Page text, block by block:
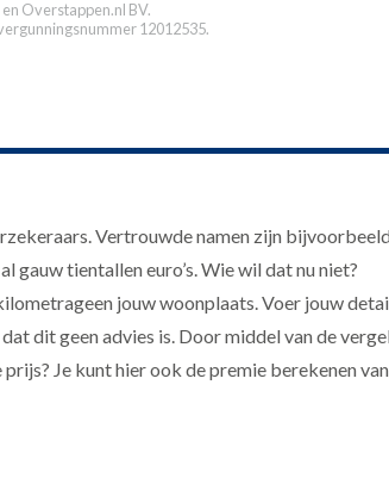
en Overstappen.nl BV.
12012535.
Vertrouwde namen zijn
tientallen euro’s. Wie wil dat nu niet?
jouw woonplaats. Voer jouw
dit geen advies is. Door middel van de
Je kunt hier ook de premie berekenen